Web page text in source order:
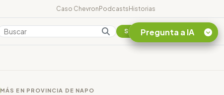
Caso ChevronPodcastsHistorias
Colombia Suscribirse
MÁS EN PROVINCIA DE NAPO
Pregunta a IA